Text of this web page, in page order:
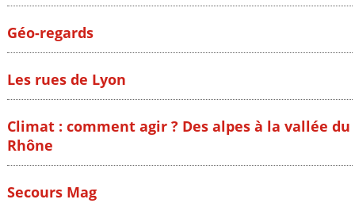
Géo-regards
Les rues de Lyon
Climat : comment agir ? Des alpes à la vallée du
Rhône
Secours Mag